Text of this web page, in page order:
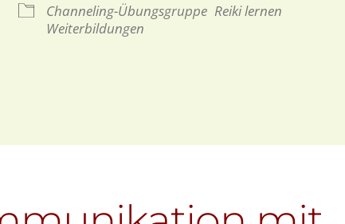
Kalender
Channeling-Übungsgruppe Reiki lernen
Weiterbildungen